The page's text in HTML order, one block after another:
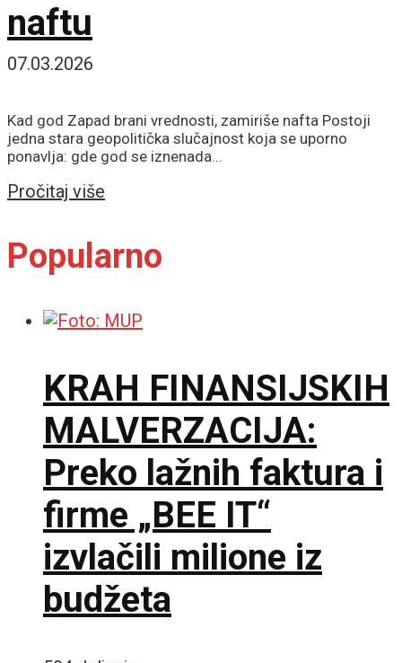
naftu
07.03.2026
Kad god Zapad brani vrednosti, zamiriše nafta Postoji
jedna stara geopolitička slučajnost koja se uporno
ponavlja: gde god se iznenada...
Pročitaj više
Popularno
KRAH FINANSIJSKIH
MALVERZACIJA:
Preko lažnih faktura i
firme „BEE IT“
izvlačili milione iz
budžeta